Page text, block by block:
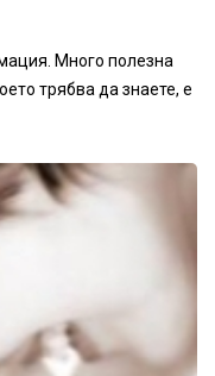
Много полезна
трябва да знаете, е